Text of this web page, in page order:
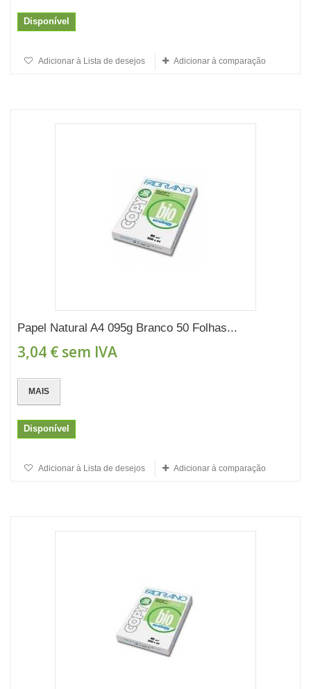
Disponível
Adicionar à Lista de desejos Adicionar à comparação
Papel Natural A4 095g Branco 50 Folhas...
3,04 € sem IVA
MAIS
Disponível
Adicionar à Lista de desejos Adicionar à comparação